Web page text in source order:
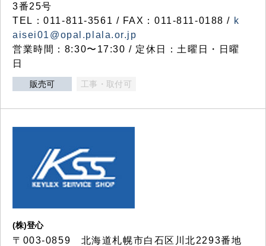
3番25号
TEL：011-811-3561 / FAX：011-811-0188 / k
aisei01@opal.plala.or.jp
営業時間：8:30〜17:30 / 定休日：土曜日・日曜
日
販売可 工事・取付可
(株)登心
〒003-0859 北海道札幌市白石区川北2293番地